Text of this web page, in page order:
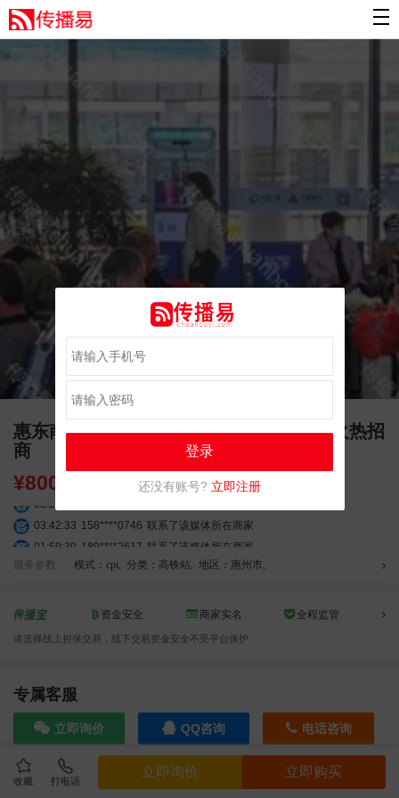
收藏 打电话
立即询价 立即购买
惠东南站候车厅广告 高清刷屏 LED 大屏火热招
商
¥8000.00
03:42:33 158****0746 联系了该媒体所在商家
01:59:39 189****2617 联系了该媒体所在商家
12:40:20 177****7961
联系了该媒体所在商家
04:16:44
181****0078
联系了该媒体所在商家
02:32:27
04:09:07 182****6963 联系了该媒体所在商家
11:44:28 130****3379
联系了该媒体所在商家
08:36:41
191****0991 联系了该媒体所在商家
05:24:34
186****8762 联系了该媒体所在商家
服务参数 模式：cpt, 分类：高铁站, 地区：惠州市,
资金安全 商家实名 全程监管
请选择线上担保交易，线下交易资金安全不受平台保护
专属客服
立即询价 QQ咨询 电话咨询
效果截图
登录
还没有账号? 立即注册